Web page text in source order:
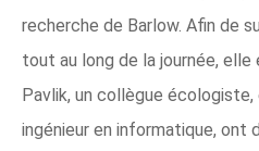
recherche de Barlow. Afin de
tout au long de la journée,
Pavlik, un collègue écologiste,
ingénieur en informatique, ont